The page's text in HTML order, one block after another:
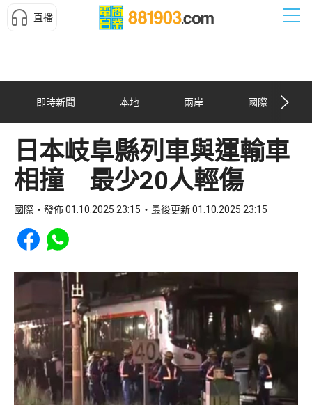
直播
即時新聞 本地 兩岸 國際
日本岐阜縣列車與運輸車
相撞 最少20人輕傷
國際 發佈 01.10.2025 23:15 最後更新 01.10.2025 23:15
Share to Facebook
Share to WhatsApp